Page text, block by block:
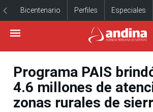
Bicentenario Perfiles Especiales
Programa PAIS
4.6 millones de
zonas rurales de